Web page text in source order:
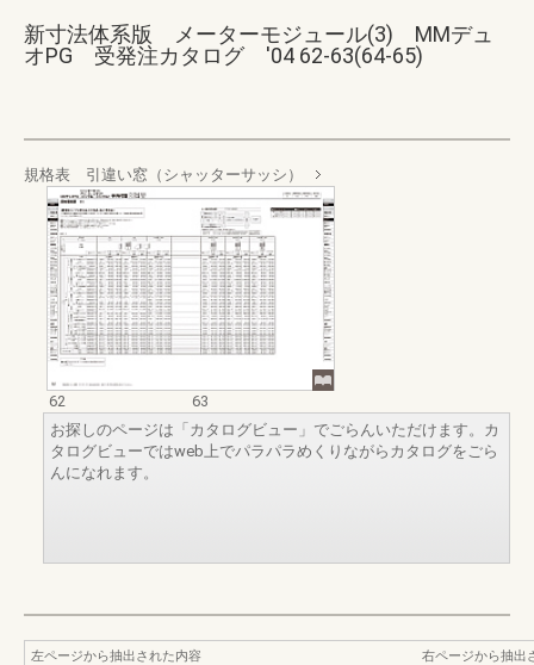
新寸法体系版 メーターモジュール(3) MMデュ
オPG 受発注カタログ '04 62-63(64-65)
規格表 引違い窓（シャッターサッシ）
62
63
お探しのページは「カタログビュー」でごらんいただけます。カ
タログビューではweb上でパラパラめくりながらカタログをごら
んになれます。
左ページから抽出された内容
右ページから抽出